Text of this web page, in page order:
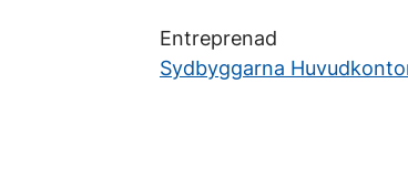
Entreprenad
Sydbyggarna